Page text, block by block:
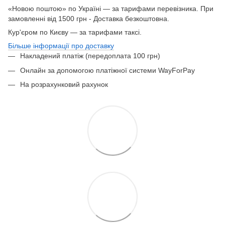
«Новою поштою» по Україні — за тарифами перевізника. При
замовленні від 1500 грн - Доставка безкоштовна.
Кур'єром по Києву — за тарифами таксі.
Більше інформації про доставку
Накладений платіж (передоплата 100 грн)
Онлайн за допомогою платіжної системи WayForPay
На розрахунковий рахунок